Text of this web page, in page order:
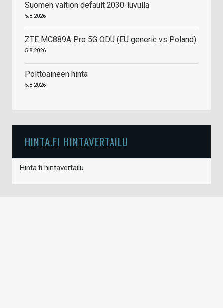
Suomen valtion default 2030-luvulla
5.8.2026
ZTE MC889A Pro 5G ODU (EU generic vs Poland)
5.8.2026
Polttoaineen hinta
5.8.2026
HINTA.FI HINTAVERTAILU
Hinta.fi hintavertailu